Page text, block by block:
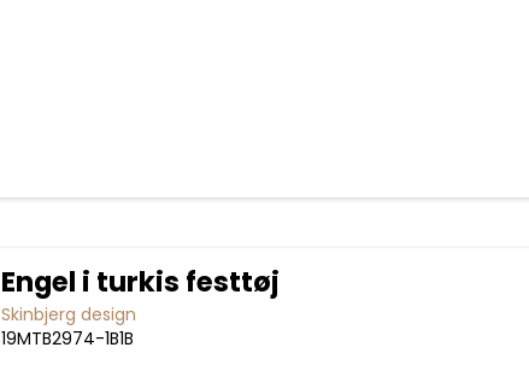
Engel i turkis festtøj
Skinbjerg design
19MTB2974-1B1B